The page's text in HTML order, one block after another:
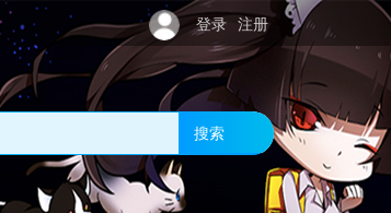
登录 注册
搜索